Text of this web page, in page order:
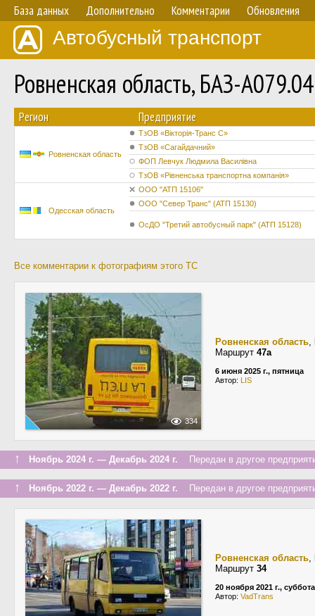
База данных Дополнительно Комментарии Обновления
Автобусный транспорт
Ровненская область, БАЗ-
Регион Предприятие
Ровненская область
ТзОВ «Вікторія-Транс С»
ТзОВ «Сагайдачний»
ФОП Левчук Людмила Василівна
ТзОВ «Рівненська транспортна компанія»
Одесская область
ООО "АТП 15106"
ООО "Север Транс" (АТП 15130)
ОсДО "Третий автобусный парк" (АТП 15128)
Все комментарии к фотографиям этого ТС
334
Ровненская область,
Маршрут 47а
6 июня 2025 г., пятница
Автор: LIS
↑ Ноябрь 2024 г. — Декабрь 2024 г. Передан в другое
↑ Ноябрь 2022 г. — Декабрь 2022 г. Передан в другое
Ровненская область,
Маршрут 34
20 ноября 2021 г., суббота
Автор: VadTrans